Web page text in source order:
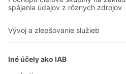
A BIT O F
YOUR LIFE.